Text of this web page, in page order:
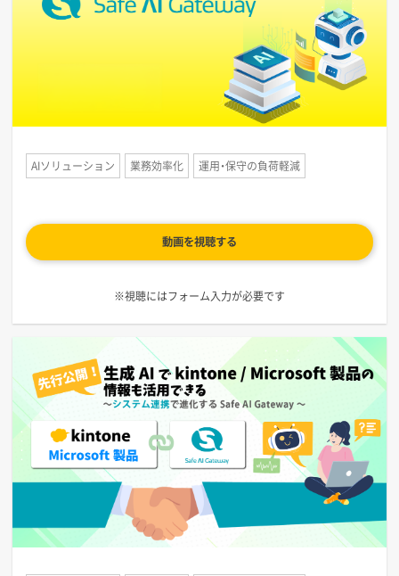
AIソリューション 業務効率化 運用・保守の負荷軽減
動画を視聴する
※視聴にはフォーム入力が必要です